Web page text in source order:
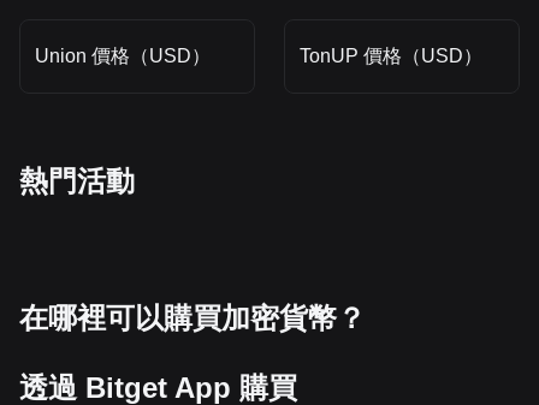
Union 價格（USD） TonUP 價格（USD）
熱門活動
在哪裡可以購買加密貨幣？
透過 Bitget App 購買